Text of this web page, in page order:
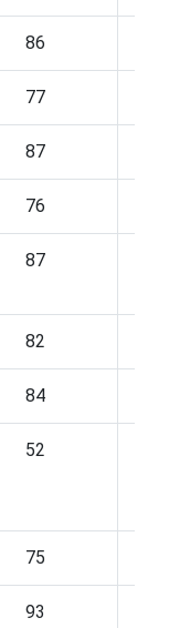
86
77
87
76
87
82
84
52
75
93